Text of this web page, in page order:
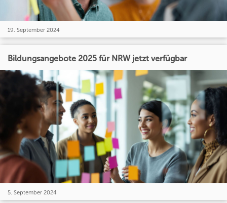
19. September 2024
Bildungsangebote 2025 für NRW jetzt verfügbar
5. September 2024